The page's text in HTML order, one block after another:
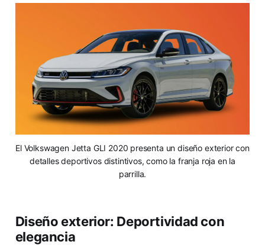
El Volkswagen Jetta GLI 2020 presenta un diseño exterior con
detalles deportivos distintivos, como la franja roja en la
parrilla.
Diseño exterior: Deportividad con
elegancia